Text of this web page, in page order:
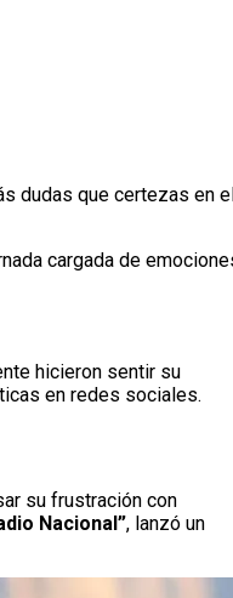
dudas que certezas en el
cargada de
hicieron sentir su
en redes sociales.
su frustración con
Nacional”, lanzó un